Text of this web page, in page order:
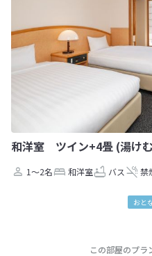
和洋室 ツイン+4畳 (湯け
1～2名 和洋室 バス 禁
おと
この部屋のプラ